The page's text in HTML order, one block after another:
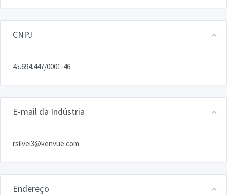
CNPJ
45.694.447/0001-46
E-mail da Indústria
rsilvei3@kenvue.com
Endereço